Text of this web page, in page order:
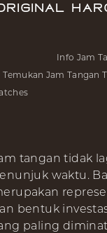
Info Jam
Temukan Jam Tangan
tangan tidak
waktu.
bentuk
paling